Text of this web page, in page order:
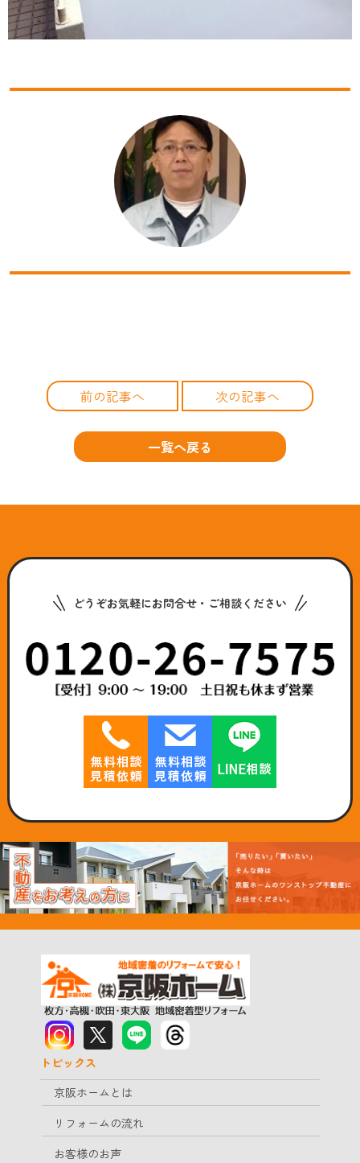
前の記事へ 次の記事へ
一覧へ戻る
どうぞお気軽にお問合せ・ご相談ください
トピックス
京阪ホームとは
リフォームの流れ
お客様のお声